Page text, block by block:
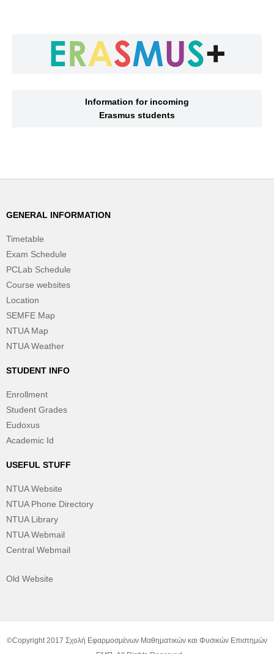
Information for incoming
Erasmus students
GENERAL INFORMATION
Timetable
Exam Schedule
PCLab Schedule
Course websites
Location
SEMFE Map
NTUA Map
NTUA Weather
STUDENT INFO
Enrollment
Student Grades
Eudoxus
Academic Id
USEFUL STUFF
NTUA Website
NTUA Phone Directory
NTUA Library
NTUA Webmail
Central Webmail
Old Website
©Copyright 2017 Σχολή Εφαρμοσμένων Μαθηματικών και Φυσικών Επιστημών